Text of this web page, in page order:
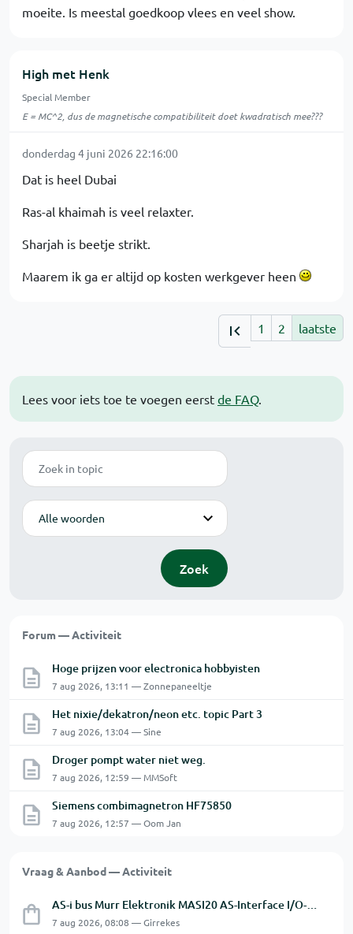
Lees voor iets toe te voegen eerst de FAQ.
Zoek
Modus
Zoek
Forum — Activiteit
Hoge prijzen voor electronica hobbyisten
7 aug 2026, 13:11 — Zonnepaneeltje
Het nixie/dekatron/neon etc. topic Part 3
7 aug 2026, 13:04 — Sine
Droger pompt water niet weg.
7 aug 2026, 12:59 — MMSoft
Siemens combimagnetron HF75850
7 aug 2026, 12:57 — Oom Jan
Vraag & Aanbod — Activiteit
AS-i bus Murr Elektronik MASI20 AS-Interface I/O-module 56440
7 aug 2026, 08:08 — Girrekes
moeite. Is meestal goedkoop vlees en veel show.
High met Henk
Special Member
E = MC^2, dus de magnetische compatibiliteit doet kwadratisch mee???
donderdag 4 juni 2026 22:16:00
Dat is heel Dubai
Ras-al khaimah is veel relaxter.
Sharjah is beetje strikt.
Maarem ik ga er altijd op kosten werkgever heen
1 2 laatste